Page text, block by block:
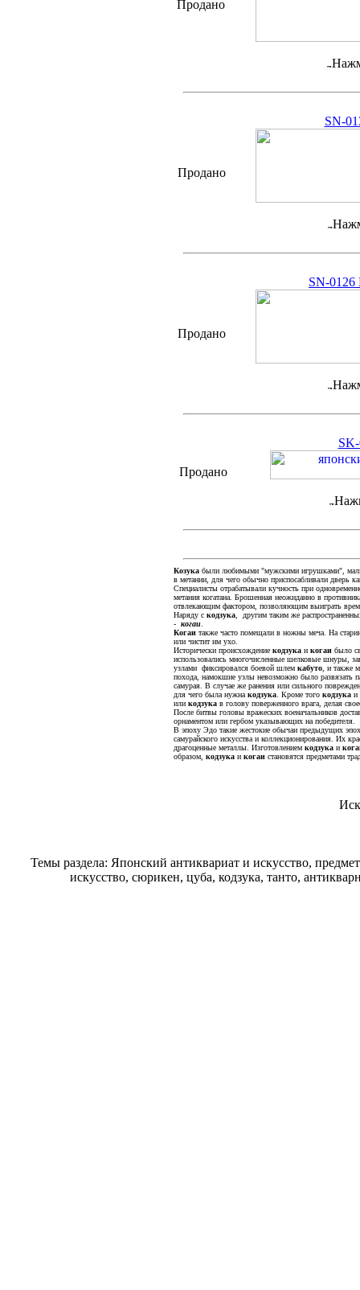
Продано
SN-
Продано
SN-0126
Продано
Продано
Козукабыли любимыми "мужскими игрушками",
в метании, для чего обычно приспосабливали дверь
Специалисты отрабатывали кучность при
метания когатана. Брошенная неожиданно в
отвлекающим фактором, позволяющим выиграть
Наряду с кодзука, другим таким же
- когаи.
Когаитакже часто помещали в ножны меча. На
или чистит им ухо.
Исторически происхождение кодзукаи когаибыло
использовались многочисленные шелковые шнуры,
узлами фиксировался боевой шлем кабуто, и также
похода, намокшие узлы невозможно было развязать
самурая. В случае же ранения или сильного
для чего была нужна кодзука. Кроме того кодзукаи
или кодзука в голову поверженного врага, делая
После битвы головы вражеских военачальников
орнаментом или гербом указывающих на победителя.
В эпоху Эдо такие жестокие обычаи предыдущих
самурайского искусства и коллекционирования. Их
драгоценные металлы. Изготовлением кодзукаи
образом, кодзукаи когаистановятся предметами
Темы раздела: Японский антиквариат и искусство,
искусство, сюрикен, цуба, кодзука, танто,